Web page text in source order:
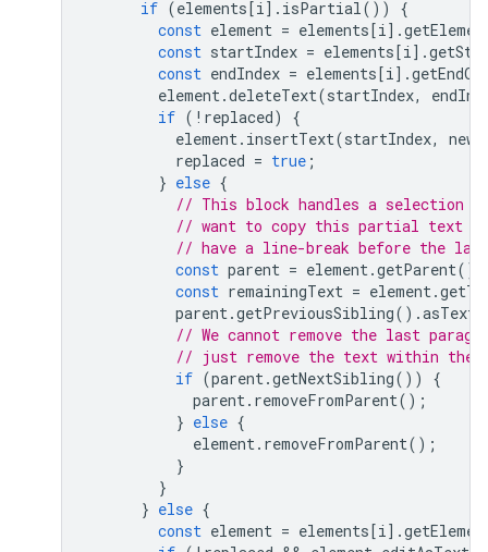
if (elements[i]. isPartial())
{
const element = elements[i].
const startIndex = elements[i].
const endIndex = elements[i].
element.deleteText(startIndex,
if ( ! replaced)
{
element. insertText(startIndex,
replaced = true ;
} else {
// This block handles a selection
// want to copy this partial text to
// have a line-break before the
const parent = element.getParent();
const remainingText = element.
parent.getPreviousSibling().asText
// We cannot remove the last
// just remove the text within the
if (parent.getNextSibling())
{
parent. removeFromParent();
} else {
element. removeFromParent();
}
}
} else {
const element = elements[i].